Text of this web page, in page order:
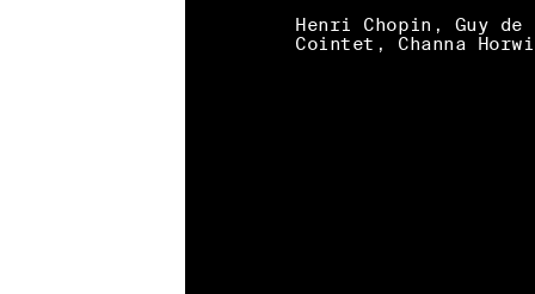
Henri Chopin, Guy de
Cointet, Channa